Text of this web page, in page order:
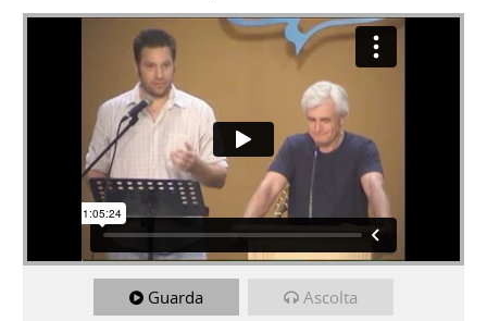
Guarda Ascolta